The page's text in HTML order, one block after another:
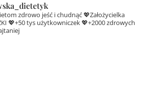
zdrowo jeść i chudnąć💖Założycielka
💖+50 tys użytkowniczek💖+2000 zdrowych